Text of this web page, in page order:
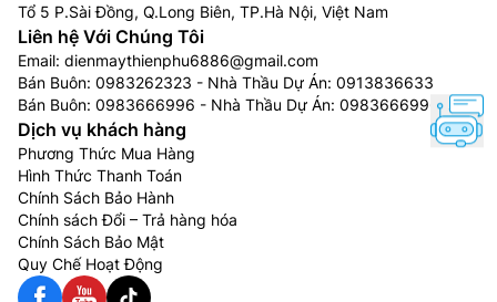
Tổ 5 P.Sài Đồng, Q.Long Biên, TP.Hà Nội, Việt Nam
Liên hệ Với Chúng Tôi
Email: dienmaythienphu6886@gmail.com
Bán Buôn: 0983262323 - Nhà Thầu Dự Án: 0913836633
Bán Buôn: 0983666996 - Nhà Thầu Dự Án: 0983666996
Dịch vụ khách hàng
Phương Thức Mua Hàng
Hình Thức Thanh Toán
Chính Sách Bảo Hành
Chính sách Đổi – Trả hàng hóa
Chính Sách Bảo Mật
Quy Chế Hoạt Động